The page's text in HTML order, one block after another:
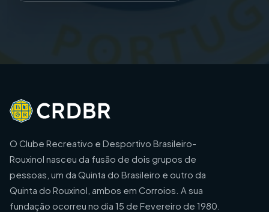
O Clube Recreativo e Desportivo Brasileiro-
Rouxinol nasceu da fusão de dois grupos de
pessoas, um da Quinta do Brasileiro e outro da
Quinta do Rouxinol, ambos em Corroios. A sua
fundação ocorreu no dia 15 de Fevereiro de 1980.